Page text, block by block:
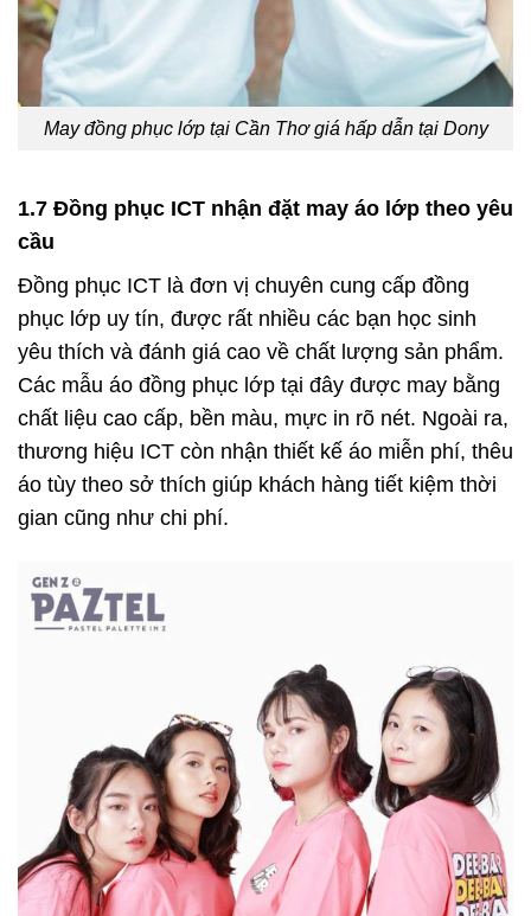
May đồng phục lớp tại Cần Thơ giá hấp dẫn tại Dony
1.7 Đồng phục ICT nhận đặt may áo lớp theo yêu
cầu
Đồng phục ICT là đơn vị chuyên cung cấp đồng
phục lớp uy tín, được rất nhiều các bạn học sinh
yêu thích và đánh giá cao về chất lượng sản phẩm.
Các mẫu áo đồng phục lớp tại đây được may bằng
chất liệu cao cấp, bền màu, mực in rõ nét. Ngoài ra,
thương hiệu ICT còn nhận thiết kế áo miễn phí, thêu
áo tùy theo sở thích giúp khách hàng tiết kiệm thời
gian cũng như chi phí.